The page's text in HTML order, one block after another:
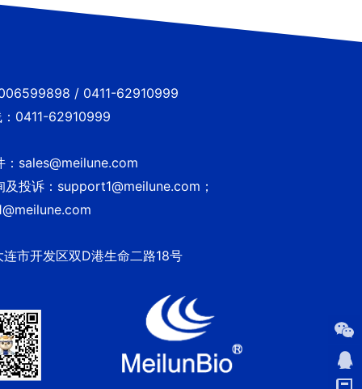
/ 0411-62910999
：0411-62910999
：sales@meilune.com
及投诉：support1@meilune.com；
连市开发区双D港生命二路18号